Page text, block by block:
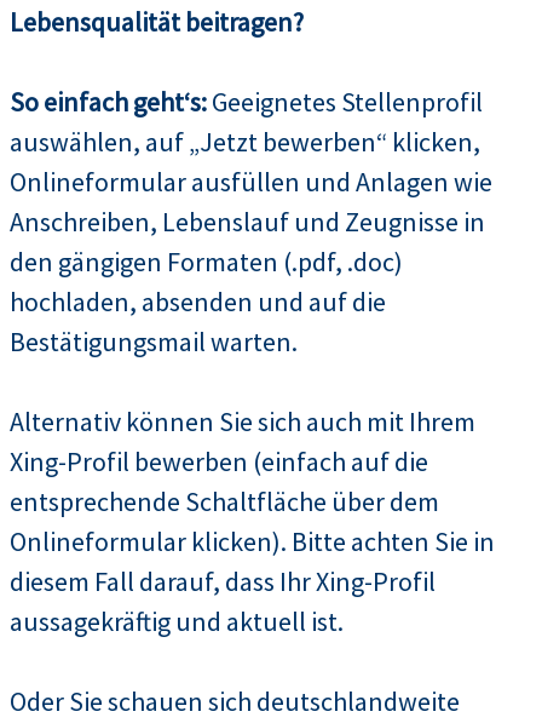
Lebensqualität beitragen?
So einfach geht‘s:Geeignetes Stellenprofil
auswählen, auf „Jetzt bewerben“ klicken,
Onlineformular ausfüllen und Anlagen wie
Anschreiben, Lebenslauf und Zeugnisse in
den gängigen Formaten (.pdf, .doc)
hochladen, absenden und auf die
Bestätigungsmail warten.
Alternativ können Sie sich auch mit Ihrem
Xing-Profil bewerben (einfach auf die
entsprechende Schaltfläche über dem
Onlineformular klicken). Bitte achten Sie in
diesem Fall darauf, dass Ihr Xing-Profil
aussagekräftig und aktuell ist.
Oder Sie schauen sich deutschlandweite